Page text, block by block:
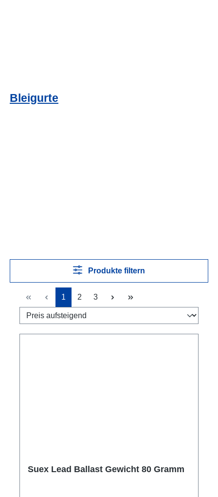
Bleigurte
Produkte filtern
Seite
1 Seite
2 Seite
3
Suex Lead Ballast Gewicht 80 Gramm